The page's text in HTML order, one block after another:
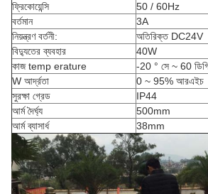
ফ্রিকোয়েন্সি
50 / 60Hz
বর্তমান
3A
নিয়ন্ত্রণ বর্তনী:
অতিরিক্ত DC24V
বিদ্যুতের ব্যবহার
40W
কাজ temp erature -20 ° সে ~ 60
W আর্দ্রতা
0 ~ 95% আরএইচ
সুরক্ষা গ্রেড
IP44
আর্ম দৈর্ঘ্য
500mm
আর্ম ব্যাসার্ধ
38mm